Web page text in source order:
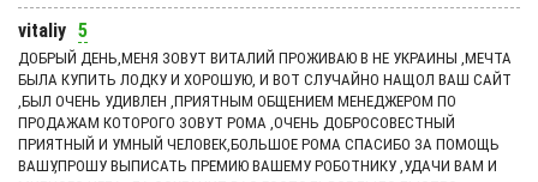
vitaliy 5
ДОБРЫЙ ДЕНЬ,МЕНЯ ЗОВУТ ВИТАЛИЙ ПРОЖИВАЮ В НЕ УКРАИНЫ ,МЕЧТА
БЫЛА КУПИТЬ ЛОДКУ И ХОРОШУЮ, И ВОТ СЛУЧАЙНО НАЩОЛ ВАШ САЙТ
,БЫЛ ОЧЕНЬ УДИВЛЕН ,ПРИЯТНЫМ ОБЩЕНИЕМ МЕНЕДЖЕРОМ ПО
ПРОДАЖАМ КОТОРОГО ЗОВУТ РОМА ,ОЧЕНЬ ДОБРОСОВЕСТНЫЙ
ПРИЯТНЫЙ И УМНЫЙ ЧЕЛОВЕК,БОЛЬШОЕ РОМА СПАСИБО ЗА ПОМОЩЬ
ВАШУ,ПРОШУ ВЫПИСАТЬ ПРЕМИЮ ВАШЕМУ РОБОТНИКУ ,УДАЧИ ВАМ И